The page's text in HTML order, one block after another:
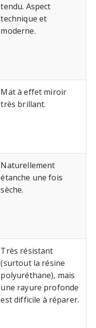
tendu. Aspect
technique et
moderne.
Mat à effet miroir
très brillant.
Naturellement
étanche une fois
sèche.
Très résistant
(surtout la résine
polyuréthane), mais
une rayure profonde
est difficile à réparer.